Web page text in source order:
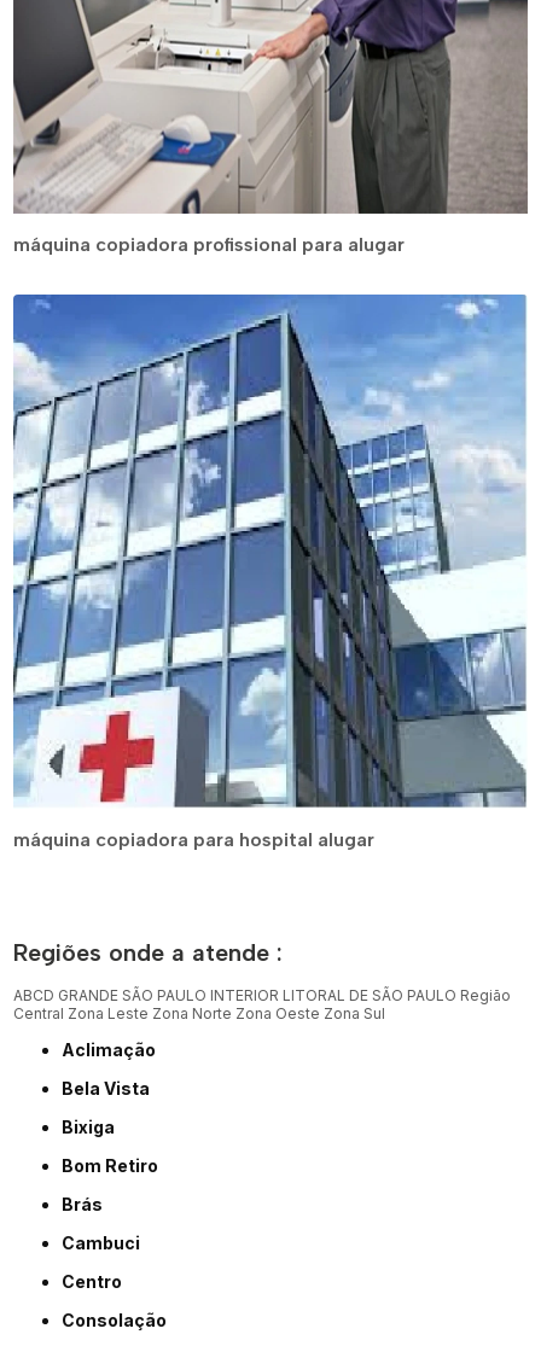
máquina copiadora profissional para alugar
máquina copiadora para hospital alugar
Regiões onde a atende :
ABCD GRANDE SÃO PAULO INTERIOR LITORAL DE SÃO PAULO Região
Central Zona Leste Zona Norte Zona Oeste Zona Sul
Aclimação
Bela Vista
Bixiga
Bom Retiro
Brás
Cambuci
Centro
Consolação